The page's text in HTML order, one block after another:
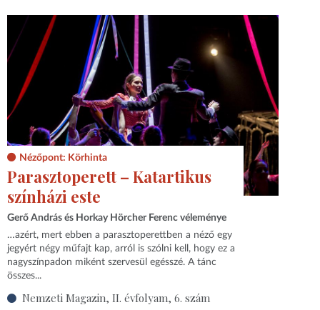
Nézőpont: Körhinta
Parasztoperett – Katartikus
színházi este
Gerő András és Horkay Hörcher Ferenc véleménye
…azért, mert ebben a parasztoperettben a néző egy
jegyért négy műfajt kap, arról is szólni kell, hogy ez a
nagyszínpadon miként szervesül egésszé. A tánc
összes...
Nemzeti Magazin, II. évfolyam, 6. szám